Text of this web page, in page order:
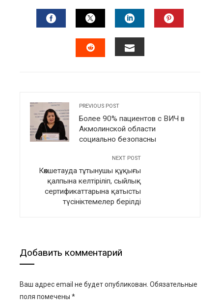
FACEBOOKTWITTERLINKEDIN
PREVIOUS POST
Более 90% пациентов с ВИЧ в
Акмолинской области
социально безопасны
NEXT POST
Көкшетауда тұтынушы құқығы
қалпына келтіріліп, сыйлық
сертификаттарына қатысты
түсініктемелер берілді
Добавить комментарий
Ваш адрес email не будет опубликован. Обязательные
поля помечены *